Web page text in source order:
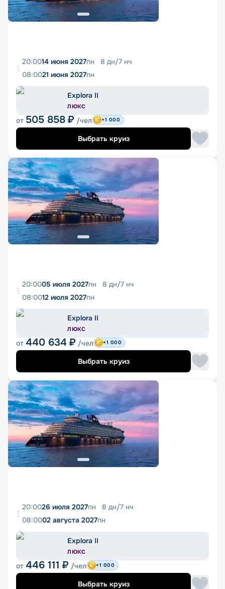
20:0014 июня 2027пн 8 дн/7 нч
08:0021 июня 2027пн
Explora II
ЛЮКС
от 505 858 ₽ /чел +1 000
Выбрать круиз
20:0005 июля 2027пн 8 дн/7 нч
08:0012 июля 2027пн
Explora II
ЛЮКС
от 440 634 ₽ /чел +1 000
Выбрать круиз
20:0026 июля 2027пн 8 дн/7 нч
08:0002 августа 2027пн
Explora II
ЛЮКС
от 446 111 ₽ /чел +1 000
Выбрать круиз